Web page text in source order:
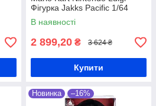
Фігурка Jakks Pacific 1/64
В наявності
2 899,20 ₴ 3 624 ₴
Купити
Новинка –16%